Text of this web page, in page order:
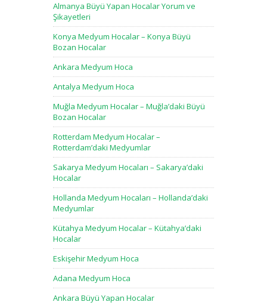
Almanya Büyü Yapan Hocalar Yorum ve
Şikayetleri
Konya Medyum Hocalar – Konya Büyü
Bozan Hocalar
Ankara Medyum Hoca
Antalya Medyum Hoca
Muğla Medyum Hocalar – Muğla’daki Büyü
Bozan Hocalar
Rotterdam Medyum Hocalar –
Rotterdam’daki Medyumlar
Sakarya Medyum Hocaları – Sakarya’daki
Hocalar
Hollanda Medyum Hocaları – Hollanda’daki
Medyumlar
Kütahya Medyum Hocalar – Kütahya’daki
Hocalar
Eskişehir Medyum Hoca
Adana Medyum Hoca
Ankara Büyü Yapan Hocalar